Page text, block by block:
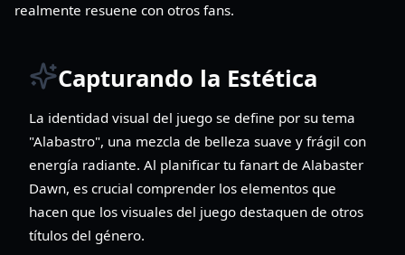
realmente resuene con otros fans.
Capturando la Estética
La identidad visual del juego se define por su tema
"Alabastro", una mezcla de belleza suave y frágil con
energía radiante. Al planificar tu fanart de Alabaster
Dawn, es crucial comprender los elementos que
hacen que los visuales del juego destaquen de otros
títulos del género.